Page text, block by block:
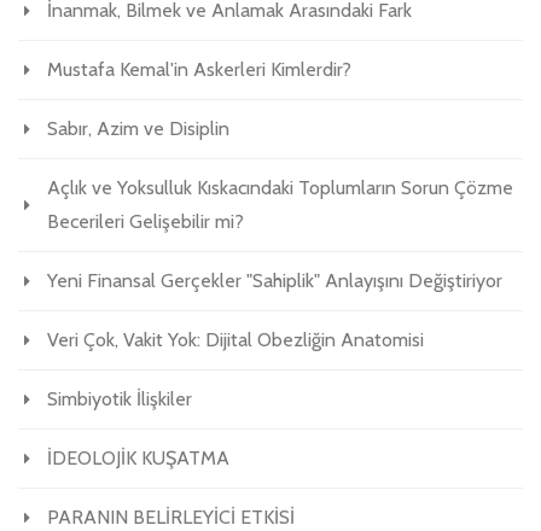
İnanmak, Bilmek ve Anlamak Arasındaki Fark
Mustafa Kemal'in Askerleri Kimlerdir?
Sabır, Azim ve Disiplin
Açlık ve Yoksulluk Kıskacındaki Toplumların Sorun Çözme
Becerileri Gelişebilir mi?
Yeni Finansal Gerçekler "Sahiplik" Anlayışını Değiştiriyor
Veri Çok, Vakit Yok: Dijital Obezliğin Anatomisi
Simbiyotik İlişkiler
İDEOLOJİK KUŞATMA
PARANIN BELİRLEYİCİ ETKİSİ